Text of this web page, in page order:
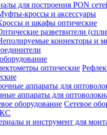
для построения PON
кроссы и аксессуары
и шкафы оптические
разветвители
коннекторы и
аппараты для
Сетевое